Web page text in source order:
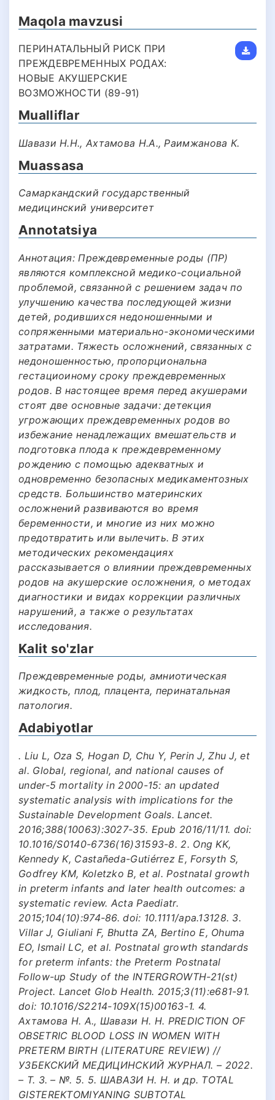
Maqola mavzusi
ПЕРИНАТАЛЬНЫЙ РИСК ПРИ
ПРЕЖДЕВРЕМЕННЫХ РОДАХ:
НОВЫЕ АКУШЕРСКИЕ
ВОЗМОЖНОСТИ (89-91)
Mualliflar
Шавази Н.Н., Ахтамова Н.А., Раимжанова К.
Muassasa
Самаркандский государственный
медицинский университет
Annotatsiya
Аннотация: Преждевременные роды (ПР)
являются комплексной медико-социальной
проблемой, связанной с решением задач по
улучшению качества последующей жизни
детей, родившихся недоношенными и
сопряженными материально-экономическими
затратами. Тяжесть осложнений, связанных с
недоношенностью, пропорциональна
гестациоиному сроку преждевременных
родов. В настоящее время перед акушерами
стоят две основные задачи: детекция
угрожающих преждевременных родов во
избежание ненадлежащих вмешательств и
подготовка плода к преждевременному
рождению с помощью адекватных и
одновременно безопасных медикаментозных
средств. Большинство материнских
осложнений развиваются во время
беременности, и многие из них можно
предотвратить или вылечить. В этих
методических рекомендациях
рассказывается о влиянии преждевременных
родов на акушерские осложнения, о методах
диагностики и видах коррекции различных
нарушений, а также о результатах
исследования.
Kalit so'zlar
Преждевременные роды, амниотическая
жидкость, плод, плацента, перинатальная
патология.
Adabiyotlar
. Liu L, Oza S, Hogan D, Chu Y, Perin J, Zhu J, et
al. Global, regional, and national causes of
under-5 mortality in 2000-15: an updated
systematic analysis with implications for the
Sustainable Development Goals. Lancet.
2016;388(10063):3027-35. Epub 2016/11/11. doi:
10.1016/S0140-6736(16)31593-8. 2. Ong KK,
Kennedy K, Castañeda-Gutiérrez E, Forsyth S,
Godfrey KM, Koletzko B, et al. Postnatal growth
in preterm infants and later health outcomes: a
systematic review. Acta Paediatr.
2015;104(10):974-86. doi: 10.1111/apa.13128. 3.
Villar J, Giuliani F, Bhutta ZA, Bertino E, Ohuma
EO, Ismail LC, et al. Postnatal growth standards
for preterm infants: the Preterm Postnatal
Follow-up Study of the INTERGROWTH-21(st)
Project. Lancet Glob Health. 2015;3(11):e681-91.
doi: 10.1016/S2214-109X(15)00163-1. 4.
Ахтамова Н. А., Шавази Н. Н. PREDICTION OF
OBSETRIC BLOOD LOSS IN WOMEN WITH
PRETERM BIRTH (LITERATURE REVIEW) //
УЗБЕКСКИЙ МЕДИЦИНСКИЙ ЖУРНАЛ. – 2022.
– Т. 3. – №. 5. 5. ШАВАЗИ Н. Н. и др. TOTAL
GISTEREKTOMIYANING SUBTOTAL